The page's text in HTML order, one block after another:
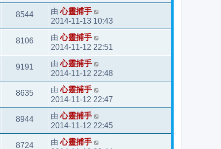
8544 由心靈捕手
2014-11-13 10:43
8106 由心靈捕手
2014-11-12 22:51
9191 由心靈捕手
2014-11-12 22:48
8635 由心靈捕手
2014-11-12 22:47
8944 由心靈捕手
2014-11-12 22:45
8724 由心靈捕手